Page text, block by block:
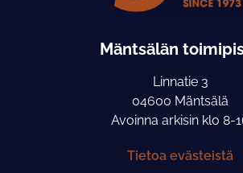
Mäntsälän
Linnatie 3
04600 Mäntsälä
Avoinna arkisin klo 8-
Tietoa evästeistä